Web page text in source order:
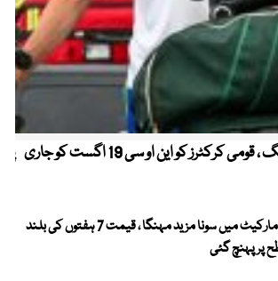
کیریبین پریمیئر لیگ ، قومی کرکٹرز کو این او سی 19 اگست کو جاری
عالمی مارکیٹ میں سونا مزید مہنگا ، قیمت 7 ہفتوں کی بلند
پر پہنچ گئی